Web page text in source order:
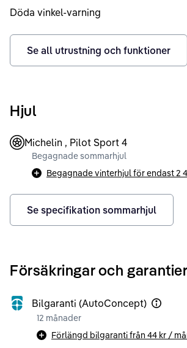
Döda vinkel-varning
Se all utrustning och funktioner
Hjul
Michelin , Pilot Sport 4
Begagnade sommarhjul
Begagnade vinterhjul för endast2
Se specifikation sommarhjul
Försäkringar och garantier
Bilgaranti (AutoConcept)
12 månader
Förlängd bilgaranti från 44 kr /